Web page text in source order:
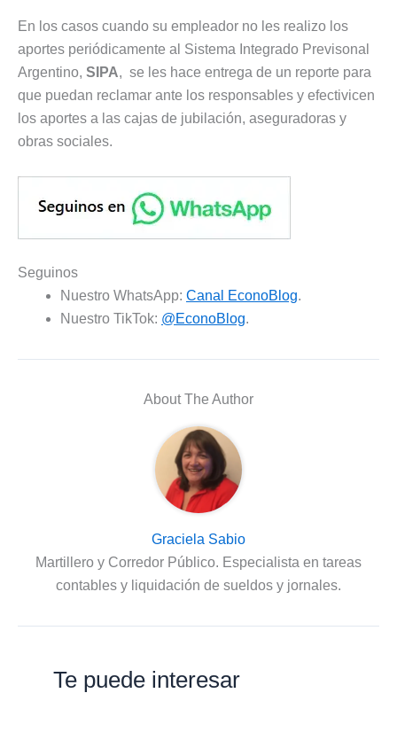
En los casos cuando su empleador no les realizo los
aportes periódicamente al Sistema Integrado Previsonal
Argentino, SIPA, se les hace entrega de un reporte para
que puedan reclamar ante los responsables y efectivicen
los aportes a las cajas de jubilación, aseguradoras y
obras sociales.
Seguinos
Nuestro WhatsApp: Canal EconoBlog.
Nuestro TikTok: @EconoBlog.
About The Author
Graciela Sabio
Martillero y Corredor Público. Especialista en tareas
contables y liquidación de sueldos y jornales.
Te puede interesar